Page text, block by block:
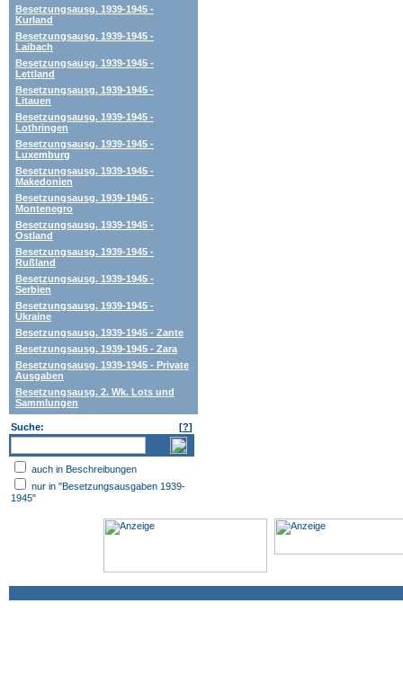
Besetzungsausg. 1939-1945 -
Kurland
Besetzungsausg. 1939-1945 -
Laibach
Besetzungsausg. 1939-1945 -
Lettland
Besetzungsausg. 1939-1945 -
Litauen
Besetzungsausg. 1939-1945 -
Lothringen
Besetzungsausg. 1939-1945 -
Luxemburg
Besetzungsausg. 1939-1945 -
Makedonien
Besetzungsausg. 1939-1945 -
Montenegro
Besetzungsausg. 1939-1945 -
Ostland
Besetzungsausg. 1939-1945 -
Rußland
Besetzungsausg. 1939-1945 -
Serbien
Besetzungsausg. 1939-1945 -
Ukraine
Besetzungsausg. 1939-1945 - Zante
Besetzungsausg. 1939-1945 - Zara
Besetzungsausg. 1939-1945 - Private
Ausgaben
Besetzungsausg. 2. Wk. Lots und
Sammlungen
Suche: [?]
auch in Beschreibungen
nur in "Besetzungsausgaben 1939-
1945"